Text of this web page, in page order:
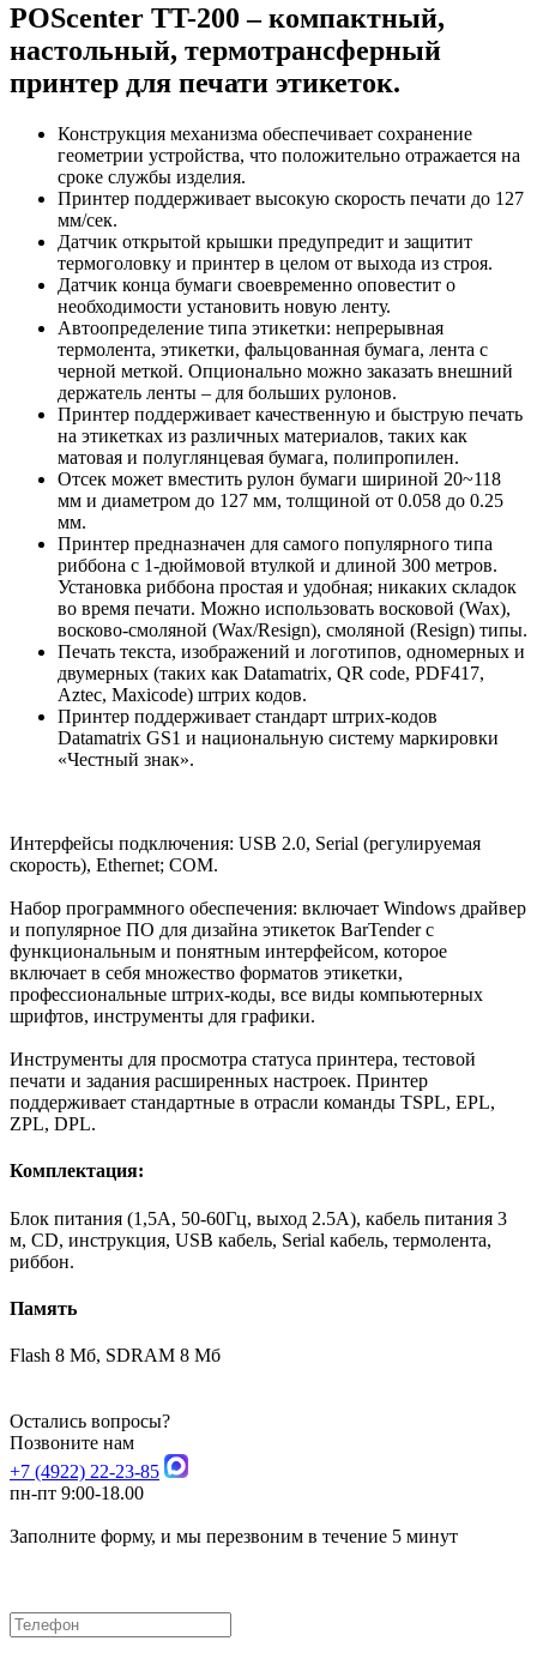
POScenter TT-200 – компактный,
настольный, термотрансферный
принтер для печати этикеток.
Конструкция механизма обеспечивает сохранение
геометрии устройства, что положительно отражается на
сроке службы изделия.
Принтер поддерживает высокую скорость печати до 127
мм/сек.
Датчик открытой крышки предупредит и защитит
термоголовку и принтер в целом от выхода из строя.
Датчик конца бумаги своевременно оповестит о
необходимости установить новую ленту.
Автоопределение типа этикетки: непрерывная
термолента, этикетки, фальцованная бумага, лента с
черной меткой. Опционально можно заказать внешний
держатель ленты – для больших рулонов.
Принтер поддерживает качественную и быструю печать
на этикетках из различных материалов, таких как
матовая и полуглянцевая бумага, полипропилен.
Отсек может вместить рулон бумаги шириной 20~118
мм и диаметром до 127 мм, толщиной от 0.058 до 0.25
мм.
Принтер предназначен для самого популярного типа
риббона с 1-дюймовой втулкой и длиной 300 метров.
Установка риббона простая и удобная; никаких складок
во время печати. Можно использовать восковой (Wax),
восково-смоляной (Wax/Resign), смоляной (Resign) типы.
Печать текста, изображений и логотипов, одномерных и
двумерных (таких как Datamatrix, QR code, PDF417,
Aztec, Maxicode) штрих кодов.
Принтер поддерживает стандарт штрих-кодов
Datamatrix GS1 и национальную систему маркировки
«Честный знак».
Интерфейсы подключения: USB 2.0, Serial (регулируемая
скорость), Ethernet; COM.
Набор программного обеспечения: включает Windows драйвер
и популярное ПО для дизайна этикеток BarTender с
функциональным и понятным интерфейсом, которое
включает в себя множество форматов этикетки,
профессиональные штрих-коды, все виды компьютерных
шрифтов, инструменты для графики.
Инструменты для просмотра статуса принтера, тестовой
печати и задания расширенных настроек. Принтер
поддерживает стандартные в отрасли команды TSPL, EPL,
ZPL, DPL.
Комплектация:
Блок питания (1,5А, 50-60Гц, выход 2.5А), кабель питания 3
м, CD, инструкция, USB кабель, Serial кабель, термолента,
риббон.
Память
Flash 8 Мб, SDRAM 8 Мб
Остались вопросы?
Позвоните нам
+7 (4922) 22-23-85
пн-пт 9:00-18.00
Заполните форму, и мы перезвоним в течение 5 минут